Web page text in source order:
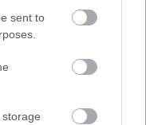
sent to